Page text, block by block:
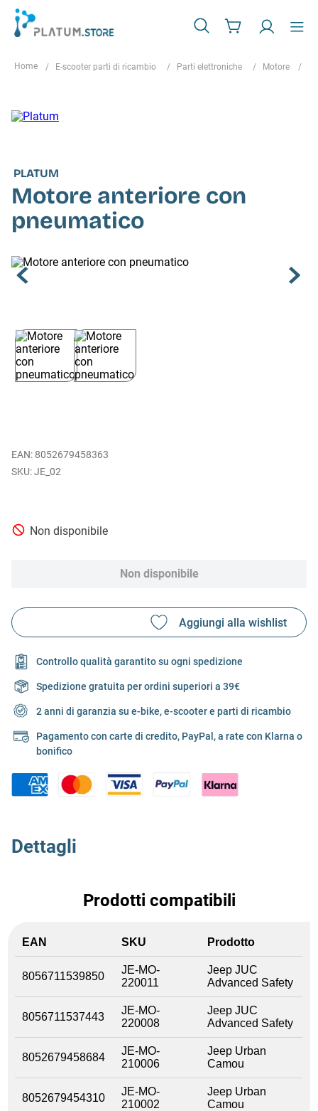
E-scooter parti di ricambio Parti elettroniche Motore
PLATUM
Motore anteriore con
pneumatico
EAN: 8052679458363
JE_02
Non disponibile
Non disponibile
Controllo qualità garantito su ogni spedizione
Spedizione gratuita per ordini superiori a 39€
2 anni di garanzia su e-bike, e-scooter e parti di ricambio
Pagamento con carte di credito, PayPal, a rate con Klarna o
bonifico
Dettagli
Prodotti compatibili
EAN SKU Prodotto
8056711539850
JE-MO-
220011
Jeep JUC
Advanced Safety
8056711537443
JE-MO-
220008
Jeep JUC
Advanced Safety
8052679458684
JE-MO-
210006
Jeep Urban
Camou
8052679454310
JE-MO-
210002
Jeep Urban
Camou